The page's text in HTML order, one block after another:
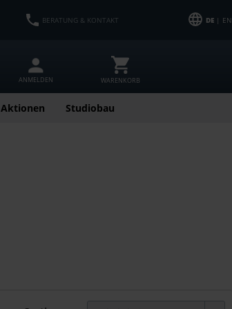
BERATUNG & KONTAKT DE| EN
ANMELDEN WARENKORB
Aktionen Studiobau